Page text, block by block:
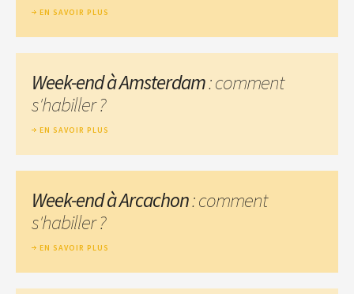
EN SAVOIR PLUS
Week-end à Amsterdam: comment
s'habiller ?
EN SAVOIR PLUS
Week-end à Arcachon: comment
s'habiller ?
EN SAVOIR PLUS